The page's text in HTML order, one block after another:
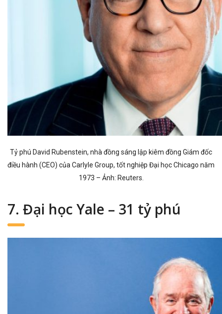
Tỷ phú David Rubenstein, nhà đồng sáng lập kiêm đồng Giám đốc
điều hành (CEO) của Carlyle Group, tốt nghiệp Đại học Chicago năm
1973 – Ảnh: Reuters.
7. Đại học Yale – 31 tỷ phú